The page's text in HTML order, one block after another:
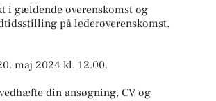
i gældende overenskomst og
på lederoverenskomst.
maj 2024 kl. 12.00.
din ansøgning, CV og